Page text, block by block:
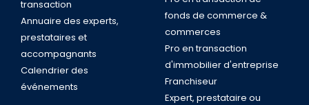
transaction
Annuaire des experts,
prestataires et
accompagnants
Calendrier des
événements
fonds de commerce &
commerces
Pro en transaction
d'immobilier d'entreprise
Franchiseur
Expert, prestataire ou